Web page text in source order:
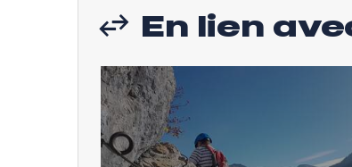
En lien